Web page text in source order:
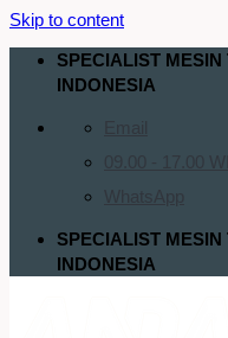
Skip to content
SPECIALIST MESIN
INDONESIA
SPECIALIST MESIN
INDONESIA